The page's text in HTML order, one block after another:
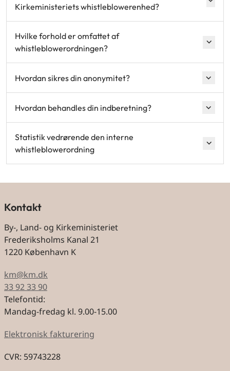
Kirkeministeriets whistleblowerenhed?
Hvilke forhold er omfattet af
whistleblowerordningen?
Hvordan sikres din anonymitet?
Hvordan behandles din indberetning?
Statistik vedrørende den interne
whistleblowerordning
Kontakt
By-, Land- og Kirkeministeriet
Frederiksholms Kanal 21
1220 København K
km@km.dk
33 92 33 90
Telefontid:
Mandag-fredag kl. 9.00-15.00
Elektronisk fakturering
CVR: 59743228